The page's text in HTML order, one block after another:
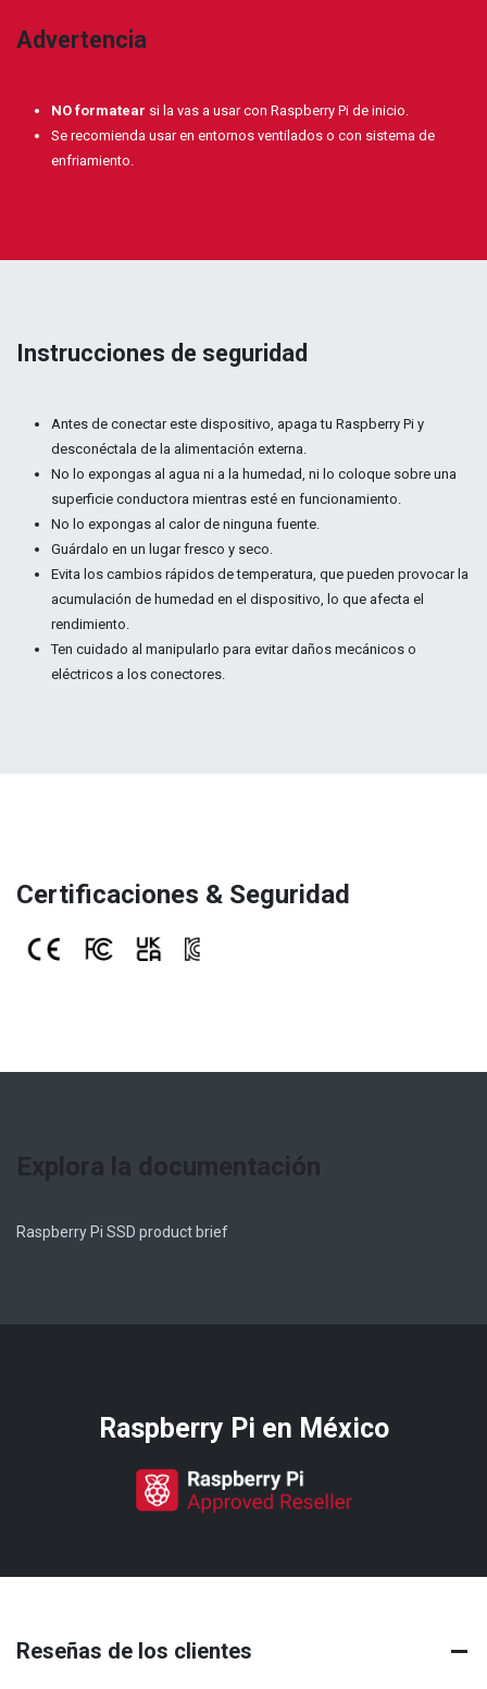
Advertencia
NO formatear si la vas a usar con Raspberry Pi de inicio.
Se recomienda usar en entornos ventilados o con sistema de
enfriamiento.
Instrucciones de seguridad
Antes de conectar este dispositivo, apaga tu Raspberry Pi y
desconéctala de la alimentación externa.
No lo expongas al agua ni a la humedad, ni lo coloque sobre una
superficie conductora mientras esté en funcionamiento.
No lo expongas al calor de ninguna fuente.
Guárdalo en un lugar fresco y seco.
Evita los cambios rápidos de temperatura, que pueden provocar la
acumulación de humedad en el dispositivo, lo que afecta el
rendimiento.
Ten cuidado al manipularlo para evitar daños mecánicos o
eléctricos a los conectores.
Certificaciones & Seguridad
Explora la documentación
Raspberry Pi SSD product brief
Raspberry Pi​ en México
Reseñas de los clientes